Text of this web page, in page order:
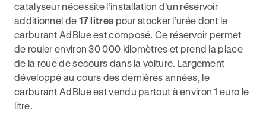
catalyseur nécessite l’installation d’un réservoir
additionnel de 17 litres pour stocker l’urée dont le
carburant AdBlue est composé. Ce réservoir permet
de rouler environ 30 000 kilomètres et prend la place
de la roue de secours dans la voiture. Largement
développé au cours des dernières années, le
carburant AdBlue est vendu partout à environ 1 euro le
litre.